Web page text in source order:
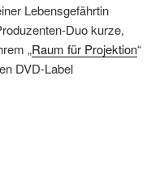
Lebensgefährtin
Duo kurze,
„Raum für Projektion“
DVD-Label